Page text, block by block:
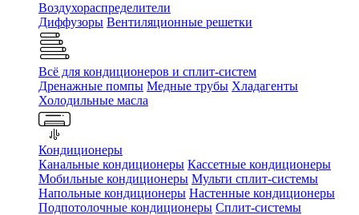
Воздухораспределители
Диффузоры Вентиляционные решетки
Всё для кондиционеров и сплит-систем
Дренажные помпы Медные трубы Хладагенты
Холодильные масла
Кондиционеры
Канальные кондиционеры Кассетные кондиционеры
Мобильные кондиционеры Мульти сплит-системы
Напольные кондиционеры Настенные кондиционеры
Подпотолочные кондиционеры Сплит-системы